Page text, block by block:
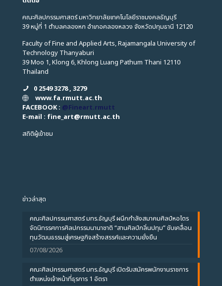
คณะศิลปกรรมศาสตร์ มหาวิทยาลัยเทคโนโลยีราชมงคลธัญบุรี
39 หมู่ที่ 1 ตำบลคลองหก อำเภอคลองหลวง จังหวัดปทุมธานี 12120
Faculty of Fine and Applied Arts, Rajamangala University of
Technology Thanyaburi
39 Moo 1, Klong 6, Khlong Luang Pathum Thani 12110
Thailand
0 2549 3278 , 3279
www.fa.rmutt.ac.th
FACEBOOK : @Fineart.rmutt
E-mail : fine_art@rmutt.ac.th
สถิติผู้เข้าชม
ข่าวล่าสุด
คณะศิลปกรรมศาสตร์ มทร.ธัญบุรี ผนึกกำลังสมาคมศิลป์หอไตร
จัดนิทรรศการศิลปกรรมนานาชาติ “สานศิลป์กลิ่นปทุม” ขับเคลื่อน
ทุนวัฒนธรรมสู่เศรษฐกิจสร้างสรรค์และความยั่งยืน
07/08/2026
คณะศิลปกรรมศาสตร์ มทร.ธัญบุรี เปิดรับสมัครพนักงานราชการ
ตำแหน่งเจ้าหน้าที่ธุรการ 1 อัตรา